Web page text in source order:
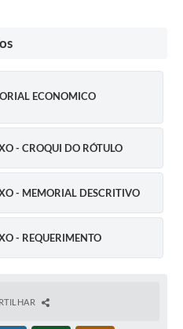
ECONOMICO
- CROQUI DO RÓTULO
- MEMORIAL DESCRITIVO
- REQUERIMENTO